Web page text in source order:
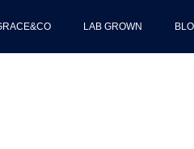
LAB GROWN